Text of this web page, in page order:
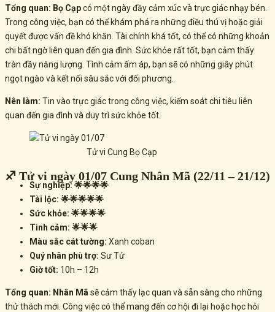
Tổng quan: Bọ Cạpcó một ngày đầy cảm xúc và trực giác nhạy bén.
Trong công việc, bạn có thể khám phá ra những điều thú vị hoặcgiải
quyết được vấn đề khó khăn . Tài chính khá tốt, có thể có những khoản
chi bất ngờliên quan đến gia đình. Sức khỏe rất tốt, bạn cảm thấy
tràn đầy năng lượng . Tình cảm ấm áp, bạn sẽ có những giây phút
ngọt ngào và kết nối sâu sắcvới đối phương.
Nên làm: Tin vào trực giác trong công việc, kiểm soát chi tiêu liên
quan đến gia đình và duy trì sức khỏe tốt.
Tử vi Cung Bọ Cạp
♐ Tử vi ngày 01/07 Cung Nhân Mã (22/11 – 21/12)
Sự nghiệp: 🌟🌟🌟🌟
Tài lộc: 🌟🌟🌟🌟🌟
Sức khỏe: 🌟🌟🌟🌟
Tình cảm: 🌟🌟🌟
Màu sắc cát tường: Xanh coban
Quý nhân phù trợ: Sư Tử
Giờ tốt: 10h – 12h
Tổng quan: Nhân Mã sẽ cảm thấy lạc quan và sẵn sàng cho những
thử thách mới. Công việc có thể mang đến cơ hội đi lại hoặc học hỏi